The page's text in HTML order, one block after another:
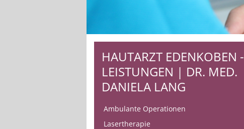
HAUTARZT EDENKOBEN -
LEISTUNGEN | DR. MED.
DANIELA LANG
Ambulante Operationen
Lasertherapie